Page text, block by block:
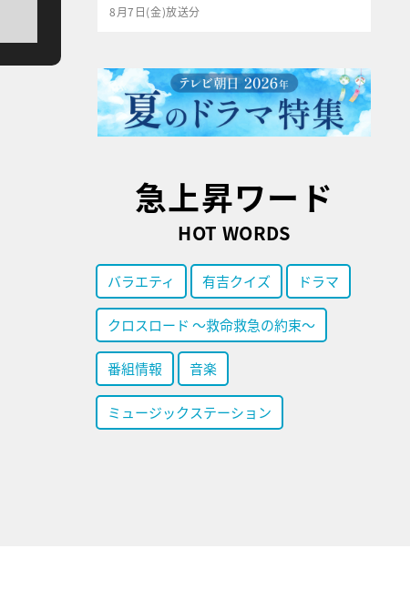
8月7日(金)放送分
急上昇ワード
HOT WORDS
バラエティ 有吉クイズ ドラマ
クロスロード ～救命救急の約束～
番組情報 音楽
ミュージックステーション